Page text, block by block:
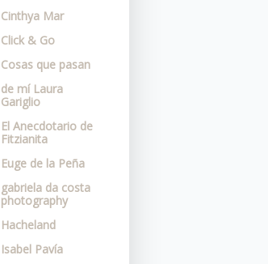
Cinthya Mar
Click & Go
Cosas que pasan
de mí Laura
Gariglio
El Anecdotario de
Fitzianita
Euge de la Peña
gabriela da costa
photography
Hacheland
Isabel Pavía